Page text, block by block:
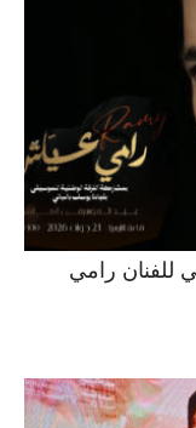
للفنان رامي